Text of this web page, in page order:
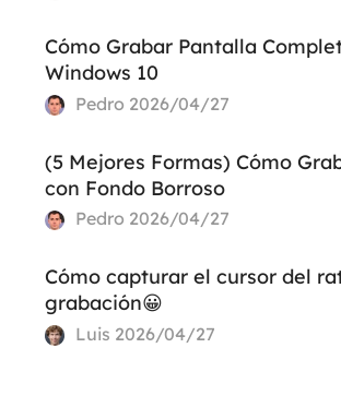
Cómo Grabar Pantalla
Windows 10
Pedro 2026/04/27
(5 Mejores Formas) Cómo
con Fondo Borroso
Pedro 2026/04/27
Cómo capturar el cursor del
grabación😀
Luis 2026/04/27